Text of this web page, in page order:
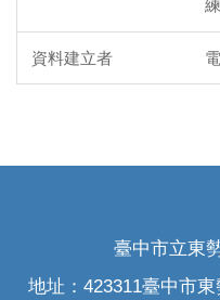
練
臺中市立東
地址：423311臺中市